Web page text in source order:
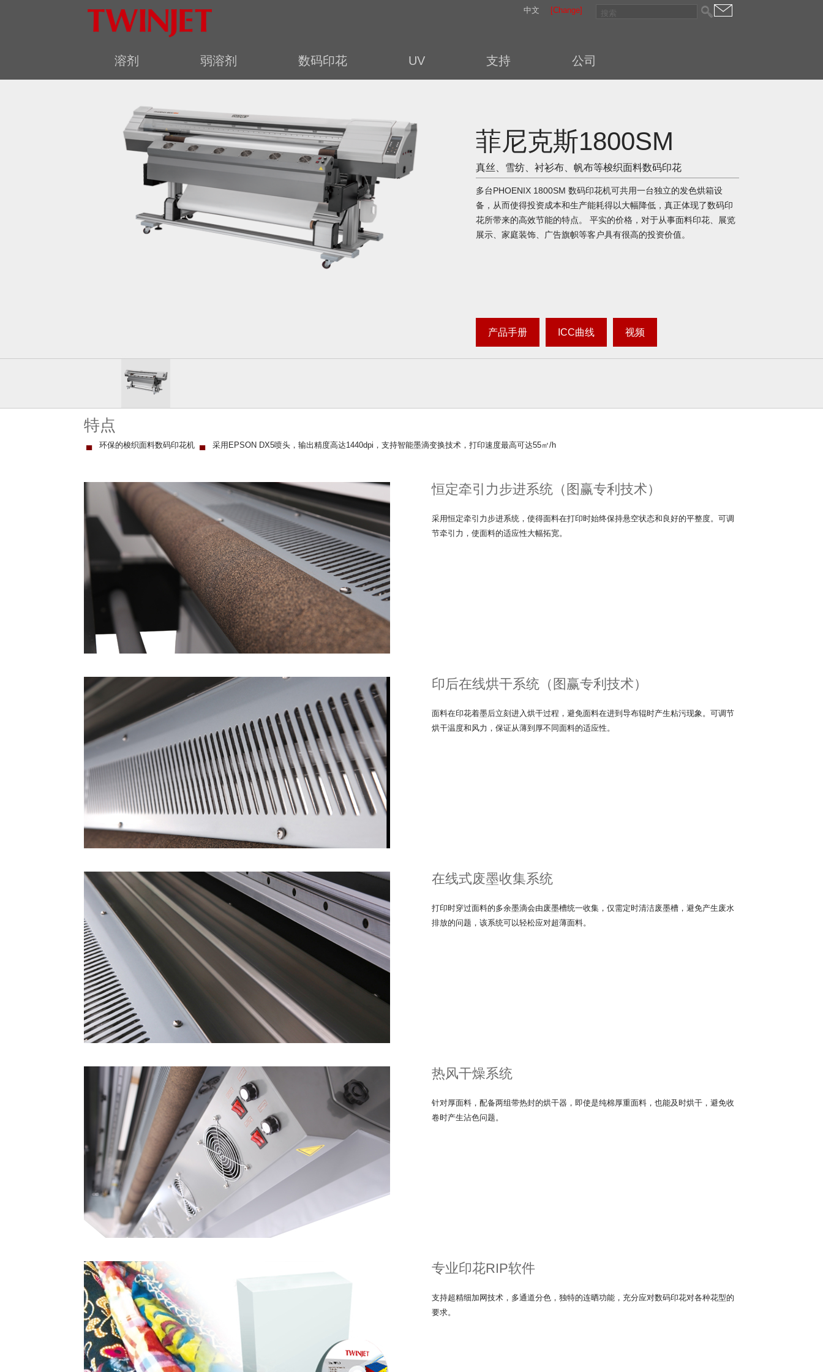
中文 [Change]
溶剂 弱溶剂 数码印花 UV 支持 公司
菲尼克斯1800SM
真丝、雪纺、衬衫布、帆布等梭织面料数码印花
多台PHOENIX 1800SM 数码印花机可共用一台独立的发色烘箱设
备，从而使得投资成本和生产能耗得以大幅降低，真正体现了数码印
花所带来的高效节能的特点。 平实的价格，对于从事面料印花、展览
展示、家庭装饰、广告旗帜等客户具有很高的投资价值。
产品手册 ICC曲线 视频
特点
▄ 环保的梭织面料数码印花机 ▄ 采用EPSON DX5喷头，输出精度高达1440dpi，支持智能墨滴变换技术，打印速度最高可达55㎡/h
恒定牵引力步进系统（图赢专利技术）
采用恒定牵引力步进系统，使得面料在打印时始终保持悬空状态和良好的平整度。可调
节牵引力，使面料的适应性大幅拓宽。
印后在线烘干系统（图赢专利技术）
面料在印花着墨后立刻进入烘干过程，避免面料在进到导布辊时产生粘污现象。可调节
烘干温度和风力，保证从薄到厚不同面料的适应性。
在线式废墨收集系统
打印时穿过面料的多余墨滴会由废墨槽统一收集，仅需定时清洁废墨槽，避免产生废水
排放的问题，该系统可以轻松应对超薄面料。
热风干燥系统
针对厚面料，配备两组带热封的烘干器，即使是纯棉厚重面料，也能及时烘干，避免收
卷时产生沾色问题。
专业印花RIP软件
支持超精细加网技术，多通道分色，独特的连晒功能，充分应对数码印花对各种花型的
要求。